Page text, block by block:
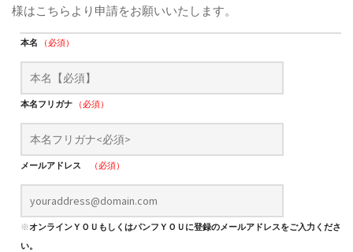
様はこちらより申請をお願いいたします。
本名 （必須）
本名フリガナ （必須）
メールアドレス （必須）
※オンラインＹＯＵもしくはパンフＹＯＵに登録のメールアドレスをご入力くださ
い。